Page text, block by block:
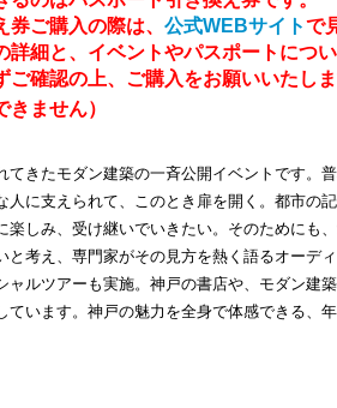
ご購入の際は、 公式WEBサイトで
詳細と、イベントやパスポートにつ
ご確認の上、ご購入をお願いいたしま
きません）
てきたモダン建築の一斉公開イベントです。
人に支えられて、このとき扉を開く。都市の
楽しみ、受け継いでいきたい。そのためにも
と考え、専門家がその見方を熱く語るオーデ
ャルツアーも実施。神戸の書店や、モダン建
ています。神戸の魅力を全身で体感できる、